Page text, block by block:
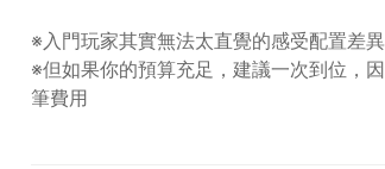
※入門玩家其實無法太直覺的感受配置差
※但如果你的預算充足，建議一次到位，
筆費用